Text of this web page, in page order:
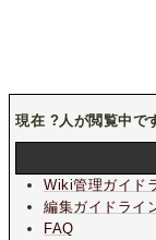
現在 ? 人が閲覧中で
Wiki管理ガイド
編集ガイドライ
FAQ